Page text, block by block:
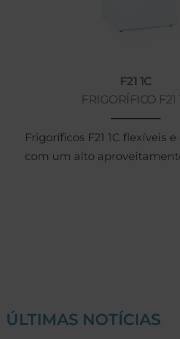
F21 1C
FRIGORÍFICO F21
Frigoríficos F21 1C flexíveis
com um alto
ÚLTIMAS NOTÍCIAS